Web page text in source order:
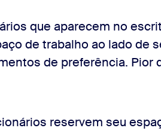
que aparecem no
de trabalho ao lado de
de preferência. Pior
reservem seu